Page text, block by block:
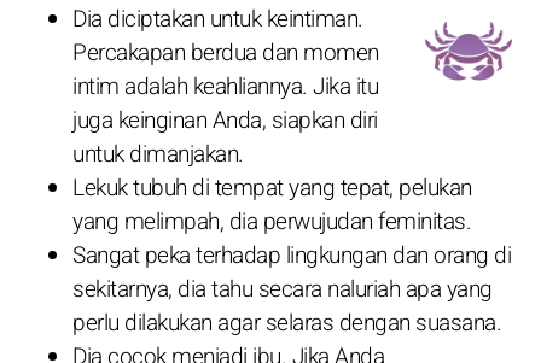
Dia diciptakan untuk keintiman.
Percakapan berdua dan momen
intim adalah keahliannya. Jika itu
juga keinginan Anda, siapkan diri
untuk dimanjakan.
Lekuk tubuh di tempat yang tepat, pelukan
yang melimpah, dia perwujudan feminitas.
Sangat peka terhadap lingkungan dan orang di
sekitarnya, dia tahu secara naluriah apa yang
perlu dilakukan agar selaras dengan suasana.